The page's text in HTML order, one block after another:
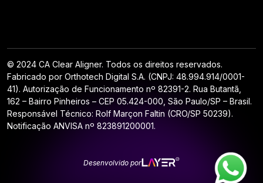
© 2024 CA Clear Aligner. Todos os direitos reservados.
Fabricado por Orthotech Digital S.A. (CNPJ: 48.994.914/0001-
41). Autorização de Funcionamento nº 82391-2. Rua Butantã,
162 – Bairro Pinheiros – CEP 05.424-000, São Paulo/SP – Brasil.
Responsável Técnico: Rolf Marçon Faltin (CRO/SP 50239).
Notificação ANVISA nº 823891200001.
Desenvolvido por